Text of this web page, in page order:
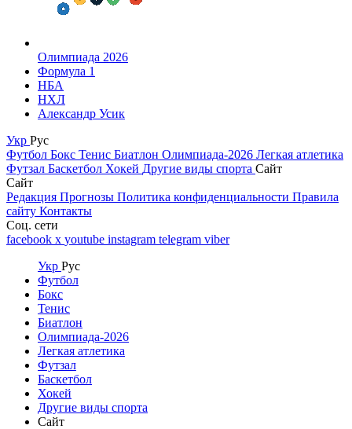
Олимпиада 2026
Формула 1
НБА
НХЛ
Александр Усик
Укр Рус
Футбол Бокс Тенис Биатлон Олимпиада-2026 Легкая атлетика
Футзал Баскетбол Хокей Другие виды спорта Сайт
Сайт
Редакция Прогнозы Политика конфиденциальности Правила
сайту Контакты
Соц. сети
facebook x youtube instagram telegram viber
Укр Рус
Футбол
Бокс
Тенис
Биатлон
Олимпиада-2026
Легкая атлетика
Футзал
Баскетбол
Хокей
Другие виды спорта
Сайт